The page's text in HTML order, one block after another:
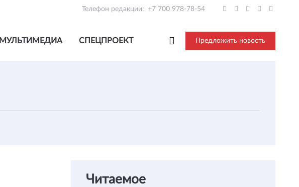
Телефон редакции: +7 700 978-78-54
МУЛЬТИМЕДИА СПЕЦПРОЕКТ Предложить новость
Читаемое